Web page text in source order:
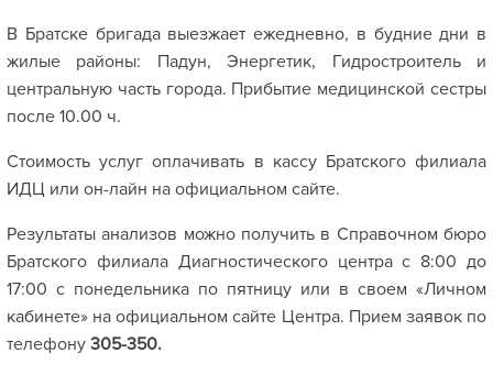
В Братске бригада выезжает ежедневно, в будние дни в
жилые районы: Падун, Энергетик, Гидростроитель и
центральную часть города. Прибытие медицинской сестры
после 10.00 ч.
Стоимость услуг оплачивать в кассу Братского филиала
ИДЦ или он-лайн на официальном сайте.
Результаты анализов можно получить в Справочном бюро
Братского филиала Диагностического центра с 8:00 до
17:00 с понедельника по пятницу или в своем «Личном
кабинете» на официальном сайте Центра. Прием заявок по
телефону 305-350.